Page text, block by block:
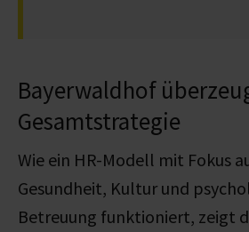
Bayerwaldhof
Gesamtstrategie
Wie ein HR-Modell mit Fokus
Gesundheit, Kultur und
Betreuung funktioniert, zeigt